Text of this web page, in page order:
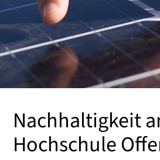
Nachhaltigkeit
Hochschule